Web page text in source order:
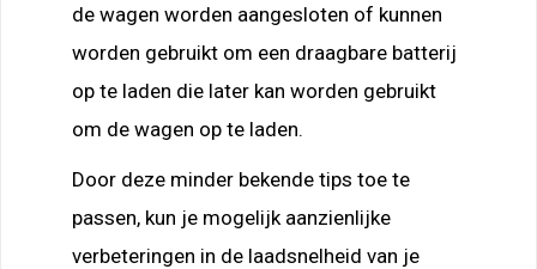
de wagen worden aangesloten of kunnen
worden gebruikt om een draagbare batterij
op te laden die later kan worden gebruikt
om de wagen op te laden.
Door deze minder bekende tips toe te
passen, kun je mogelijk aanzienlijke
verbeteringen in de laadsnelheid van je